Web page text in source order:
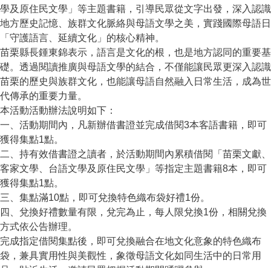
學及原住民文學」等主題書籍，引導民眾從文字出發，深入認識
地方歷史記憶、族群文化脈絡與母語文學之美，實踐國際母語日
「守護語言、延續文化」的核心精神。
苗栗縣長鍾東錦表示，語言是文化的根，也是地方認同的重要基
礎。透過閱讀推廣與母語文學的結合，不僅能讓民眾更深入認識
苗栗的歷史與族群文化，也能讓母語自然融入日常生活，成為世
代傳承的重要力量。
本活動活動辦法說明如下：
一、活動期間內，凡新辦借書證並完成借閱3本客語書籍，即可
獲得集點1點。
二、持有效借書證之讀者，於活動期間內累積借閱「苗栗文獻、
客家文學、台語文學及原住民文學」等指定主題書籍8本，即可
獲得集點1點。
三、集點滿10點，即可兌換特色織布袋好禮1份。
四、兌換好禮數量有限，兌完為止，每人限兌換1份，相關兌換
方式依公告辦理。
完成指定借閱集點後，即可兌換融合在地文化意象的特色織布
袋，兼具實用性與美觀性，象徵母語文化如同生活中的日常用